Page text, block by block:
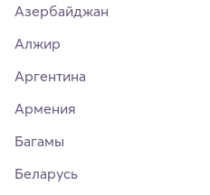
Азербайджан
Алжир
Аргентина
Армения
Багамы
Беларусь